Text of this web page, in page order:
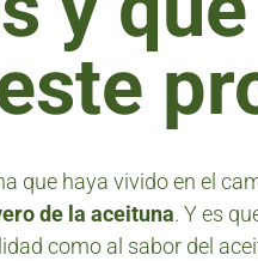
que haya vivido en el
de la aceituna. Y es
como al sabor del